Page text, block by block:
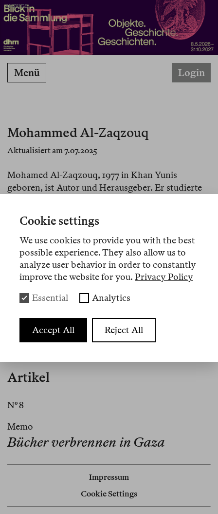
ANZEIGE
Menü Login
Mohammed Al-Zaqzouq
Aktualisiert am 7.07.2025
Mohamed Al-Zaqzouq, 1977 in Khan Yunis
geboren, ist Autor und Herausgeber. Er studierte
palästinensische und arabische Plattformen. Im
Frühjahr 2024 erschien die von ihm und Mahmoud
Al-Shaer herausgegebene Special IssueGaza!
Gaza! Gaza!(ArabLit Quarterly/Majalla 28), die
Essays, Gedichte und Reflexionen von in Gaza
GedichtsammlungThe Fortune Tellers Betrayed Me
Palästinensischen Kulturforums.
Artikel
Nº 8
Memo
Bücher verbrennen in Gaza
Impressum
Cookie Settings
Cookie settings
We use cookies to provide you with the best
possible experience. They also allow us to
analyze user behavior in order to constantly
improve the website for you. Privacy Policy
Essential Analytics
Accept All Reject All